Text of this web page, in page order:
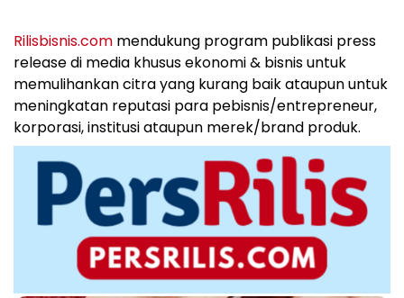
Rilisbisnis.com mendukung program publikasi press
release di media khusus ekonomi & bisnis untuk
memulihankan citra yang kurang baik ataupun untuk
meningkatan reputasi para pebisnis/entrepreneur,
korporasi, institusi ataupun merek/brand produk.